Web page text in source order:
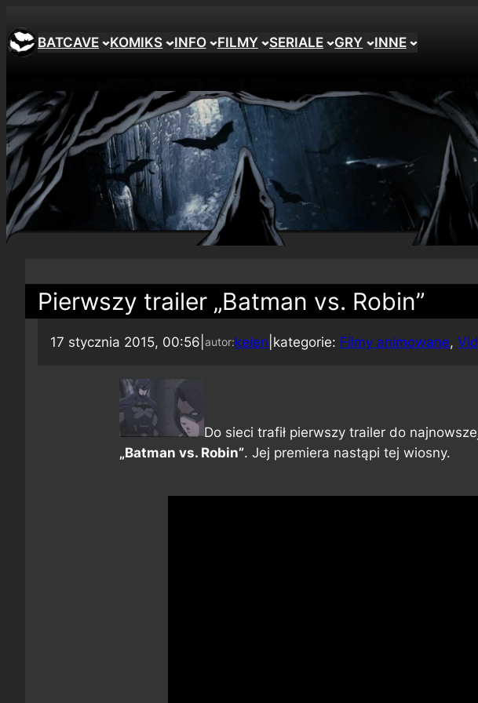
BATCAVE KOMIKS INFO FILMY SERIALE GRY INNE
Pierwszy trailer „Batman vs. Robin”
17 stycznia 2015, 00:56 autor:kelen kategorie: Filmy animowane,
Do sieci trafił pierwszy trailer do
„Batman vs. Robin”. Jej premiera nastąpi tej wiosny.